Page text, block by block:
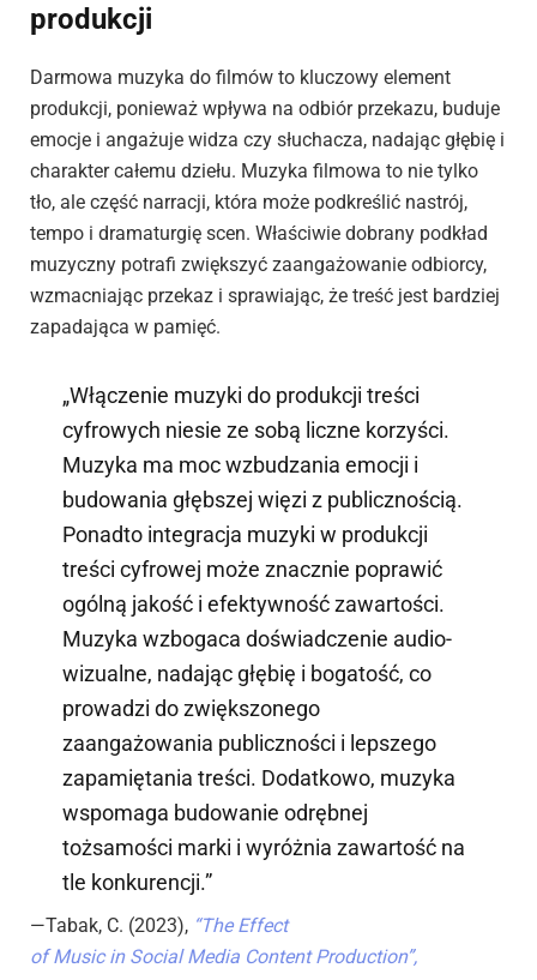
produkcji
Darmowa muzyka do filmów to kluczowy element
produkcji, ponieważ wpływa na odbiór przekazu, buduje
emocje i angażuje widza czy słuchacza, nadając głębię i
charakter całemu dziełu. Muzyka filmowa to nie tylko
tło, ale część narracji, która może podkreślić nastrój,
tempo i dramaturgię scen. Właściwie dobrany podkład
muzyczny potrafi zwiększyć zaangażowanie odbiorcy,
wzmacniając przekaz i sprawiając, że treść jest bardziej
zapadająca w pamięć.
„Włączenie muzyki do produkcji treści
cyfrowych niesie ze sobą liczne korzyści.
Muzyka ma moc wzbudzania emocji i
budowania głębszej więzi z publicznością.
Ponadto integracja muzyki w produkcji
treści cyfrowej może znacznie poprawić
ogólną jakość i efektywność zawartości.
Muzyka wzbogaca doświadczenie audio-
wizualne, nadając głębię i bogatość, co
prowadzi do zwiększonego
zaangażowania publiczności i lepszego
zapamiętania treści. Dodatkowo, muzyka
wspomaga budowanie odrębnej
tożsamości marki i wyróżnia zawartość na
tle konkurencji.”
—Tabak, C. (2023), “The Effect
of Music in Social Media Content Production”,